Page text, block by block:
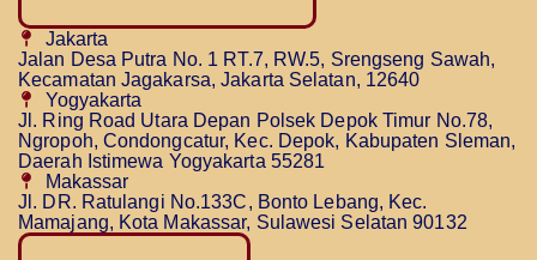
Jakarta
Jalan Desa Putra No. 1 RT.7, RW.5, Srengseng Sawah,
Kecamatan Jagakarsa, Jakarta Selatan, 12640
Yogyakarta
Jl. Ring Road Utara Depan Polsek Depok Timur No.78,
Ngropoh, Condongcatur, Kec. Depok, Kabupaten Sleman,
Daerah Istimewa Yogyakarta 55281
Makassar
Jl. DR. Ratulangi No.133C, Bonto Lebang, Kec.
Mamajang, Kota Makassar, Sulawesi Selatan 90132